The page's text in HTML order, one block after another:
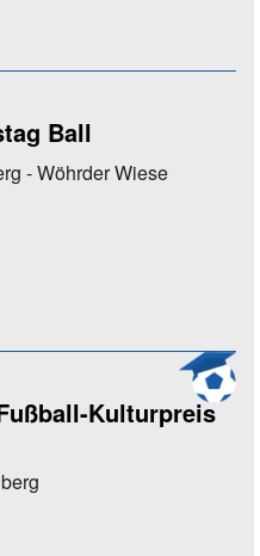
Ball
- Wöhrder Wiese
Kulturpreis